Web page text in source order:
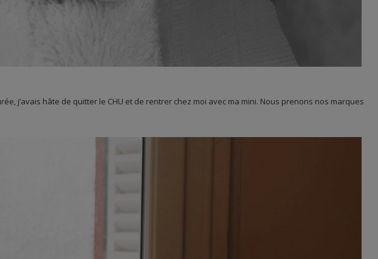
j’avais hâte de quitter le CHU et de rentrer chez moi avec ma mini. Nous prenons nos marques